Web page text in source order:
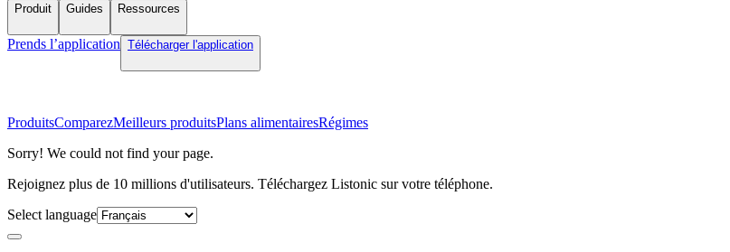
Produit Guides Ressources
Prends l’application Télécharger l'application
ProduitsComparezMeilleurs produitsPlans alimentairesRégimes
Sorry! We could not find your page.
Rejoignez plus de 10 millions d'utilisateurs. Téléchargez Listonic sur votre téléphone.
Select language